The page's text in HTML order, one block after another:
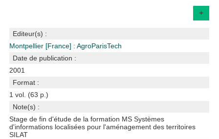
+
Editeur(s) :
Montpellier [France] : AgroParisTech
Date de publication :
2001
Format :
1 vol. (63 p.)
Note(s) :
Stage de fin d'étude de la formation MS Systèmes
d'informations localisées pour l'aménagement des territoires
SILAT